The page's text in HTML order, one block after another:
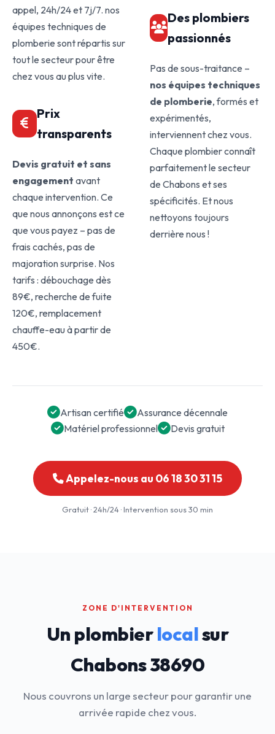
appel, 24h/24 et 7j/7. nos
équipes techniques de
plomberie sont répartis sur
tout le secteur pour être
chez vous au plus vite.
Prix
transparents
Devis gratuit et sans
engagement avant
chaque intervention. Ce
que nous annonçons est ce
que vous payez – pas de
frais cachés, pas de
majoration surprise. Nos
tarifs : débouchage dès
89€, recherche de fuite
120€, remplacement
chauffe-eau à partir de
450€.
Des plombiers
passionnés
Pas de sous-traitance –
nos équipes techniques
de plomberie, formés et
expérimentés,
interviennent chez vous.
Chaque plombier connaît
parfaitement le secteur
de Chabons et ses
spécificités. Et nous
nettoyons toujours
derrière nous !
Artisan certifié
Assurance décennale
Matériel professionnel
Devis gratuit
Appelez-nous au 06 18 30 31 15
Gratuit · 24h/24 · Intervention sous 30 min
ZONE D'INTERVENTION
Un plombierlocalsur
Chabons 38690
Nous couvrons un large secteur pour garantir une
arrivée rapide chez vous.